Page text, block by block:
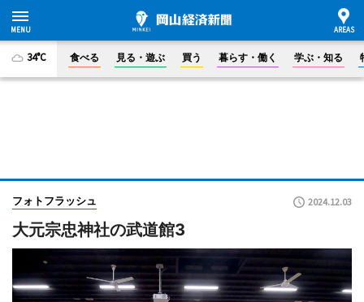
34°C 食べる 見る・遊ぶ 買う 暮らす・働く 学ぶ・知る
フォトフラッシュ 2024.12.03
大元宗忠神社の武道館3